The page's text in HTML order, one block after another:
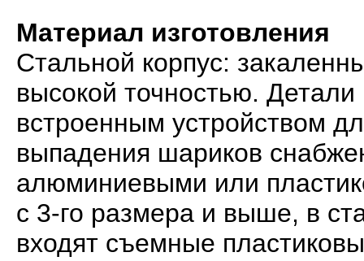
Материал изготовления
Стальной корпус:
высокой точностью.
встроенным устройством
выпадения шариков
алюминиевыми или
с 3-го размера и выше, в
входят съемные